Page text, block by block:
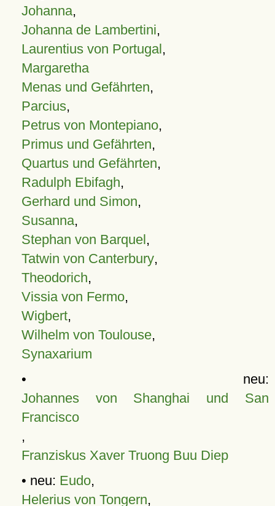
Johanna,
Johanna de Lambertini,
Laurentius von Portugal,
Margaretha
Menas und Gefährten,
Parcius,
Petrus von Montepiano,
Primus und Gefährten,
Quartus und Gefährten,
Radulph Ebifagh,
Gerhard und Simon,
Susanna,
Stephan von Barquel,
Tatwin von Canterbury,
Theodorich,
Vissia von Fermo,
Wigbert,
Wilhelm von Toulouse,
Synaxarium
• neu:
Johannes von Shanghai und San
Francisco
,
Franziskus Xaver Truong Buu Diep
• neu: Eudo,
Helerius von Tongern,